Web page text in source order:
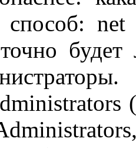
способ:
будет